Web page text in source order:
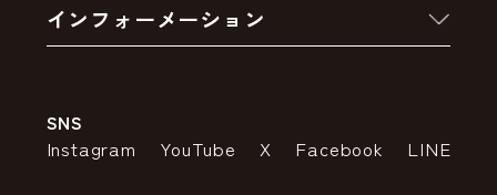
アウトレットセール
お支払いについて
インフォーメーション
特定商取引法の表示
SNS
Instagram YouTube X Facebook LINE